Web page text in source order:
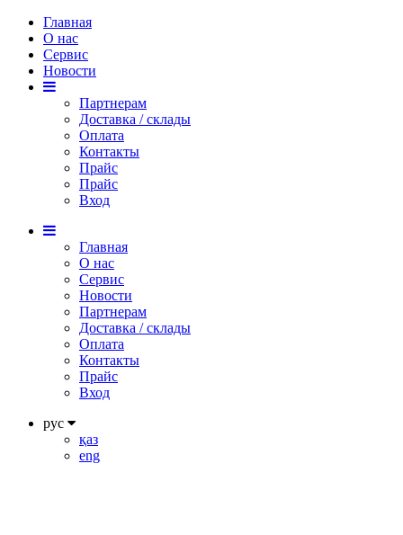
Главная
О нас
Сервис
Новости
Партнерам
Доставка / склады
Оплата
Контакты
Прайс
Прaйс
Вход
Главная
О нас
Сервис
Новости
Партнерам
Доставка / склады
Оплата
Контакты
Прайс
Вход
рус
қаз
eng